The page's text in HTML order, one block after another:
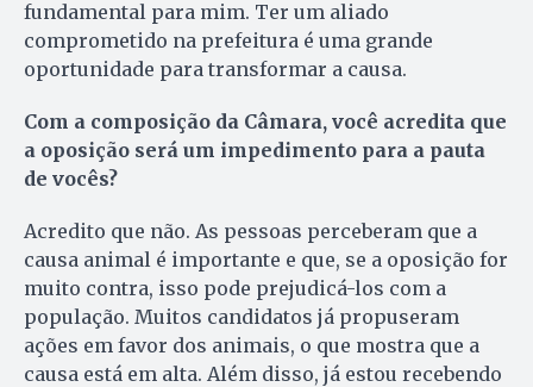
fundamental para mim. Ter um aliado
comprometido na prefeitura é uma grande
oportunidade para transformar a causa.
Com a composição da Câmara, você acredita que
a oposição será um impedimento para a pauta
de vocês?
Acredito que não. As pessoas perceberam que a
causa animal é importante e que, se a oposição for
muito contra, isso pode prejudicá-los com a
população. Muitos candidatos já propuseram
ações em favor dos animais, o que mostra que a
causa está em alta. Além disso, já estou recebendo